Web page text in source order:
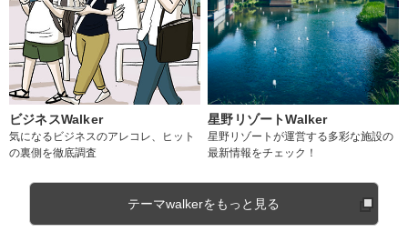
ビジネスWalker
気になるビジネスのアレコレ、ヒット
の裏側を徹底調査
星野リゾートWalker
星野リゾートが運営する多彩な施設の
最新情報をチェック！
テーマwalkerをもっと見る